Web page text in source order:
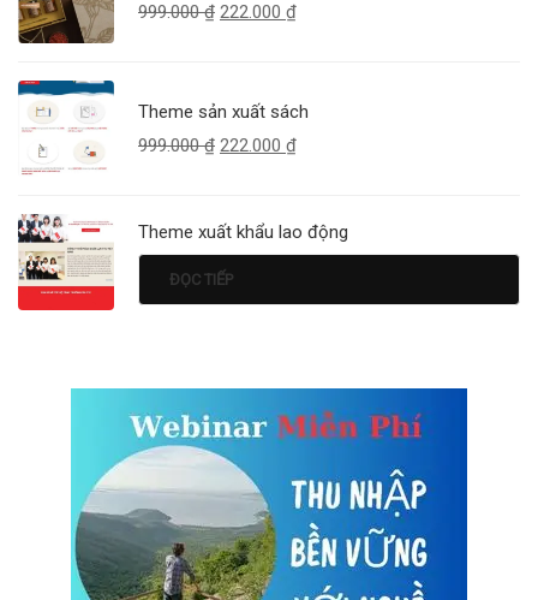
999.000₫ 222.000 ₫
Theme sản xuất sách
999.000₫ 222.000 ₫
Theme xuất khẩu lao động
ĐỌC TIẾP